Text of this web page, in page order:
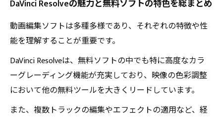
DaVinci Resolveの魅力と無料ソフトの特色を総まとめ
動画編集ソフトは多種多様であり、それぞれの特徴や性
能を理解することが重要です。
DaVinci Resolveは、無料ソフトの中でも特に高度なカラ
ーグレーディング機能が充実しており、映像の色彩調整
において他の無料ツールを大きくリードしています。
また、複数トラックの編集やエフェクトの適用など、経